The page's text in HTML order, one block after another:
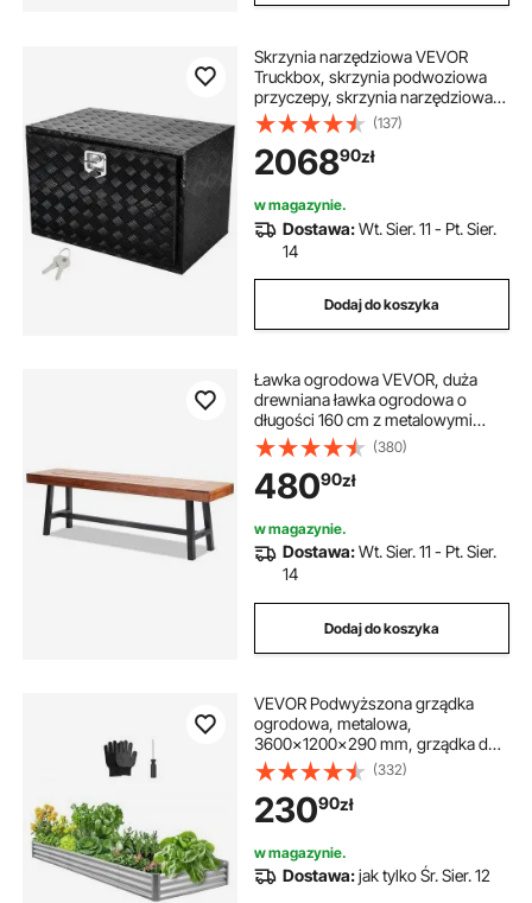
Skrzynia narzędziowa VEVOR
Truckbox, skrzynia podwoziowa
przyczepy, skrzynia narzędziowa
914 x 610 x 610 mm, skrzynia do
przechowywania w samochodzie
dostawczym, stop aluminium,
ładowność 40 kg, zamykana
skrzynia do przechowywania
(137)
206890zł
w magazynie.
Dostawa:Wt. Sier. 11 - Pt. Sier.
14
Dodaj do koszyka
Ławka ogrodowa VEVOR, duża
drewniana ławka ogrodowa o
długości 160 cm z metalowymi
nogami do użytku na zewnątrz,
udźwig 227 kg, ławka ogrodowa i
parkowa, ławka do jadalni, ławka
tarasowa do ogrodu, parku, na
podwórko, werandę itp.
(380)
48090zł
w magazynie.
Dostawa:Wt. Sier. 11 - Pt. Sier.
14
Dodaj do koszyka
VEVOR Podwyższona grządka
ogrodowa, metalowa,
3600x1200x290 mm, grządka do
sadzenia, grządka warzywna,
skrzynia na rośliny z otwartym
dnem i zaokrąglonymi
krawędziami, grządka kwiatowa,
grządka ziołowa, do warzyw,
kwiatów, ziół i sukulentów,
ocynkowana
(332)
23090zł
w magazynie.
Dostawa:jak tylko Śr. Sier. 12